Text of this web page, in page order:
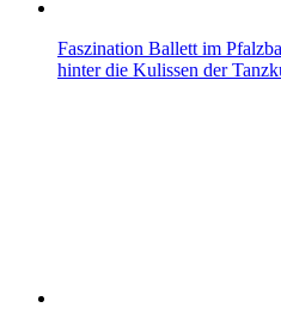
Faszination Ballett im
hinter die Kulissen der